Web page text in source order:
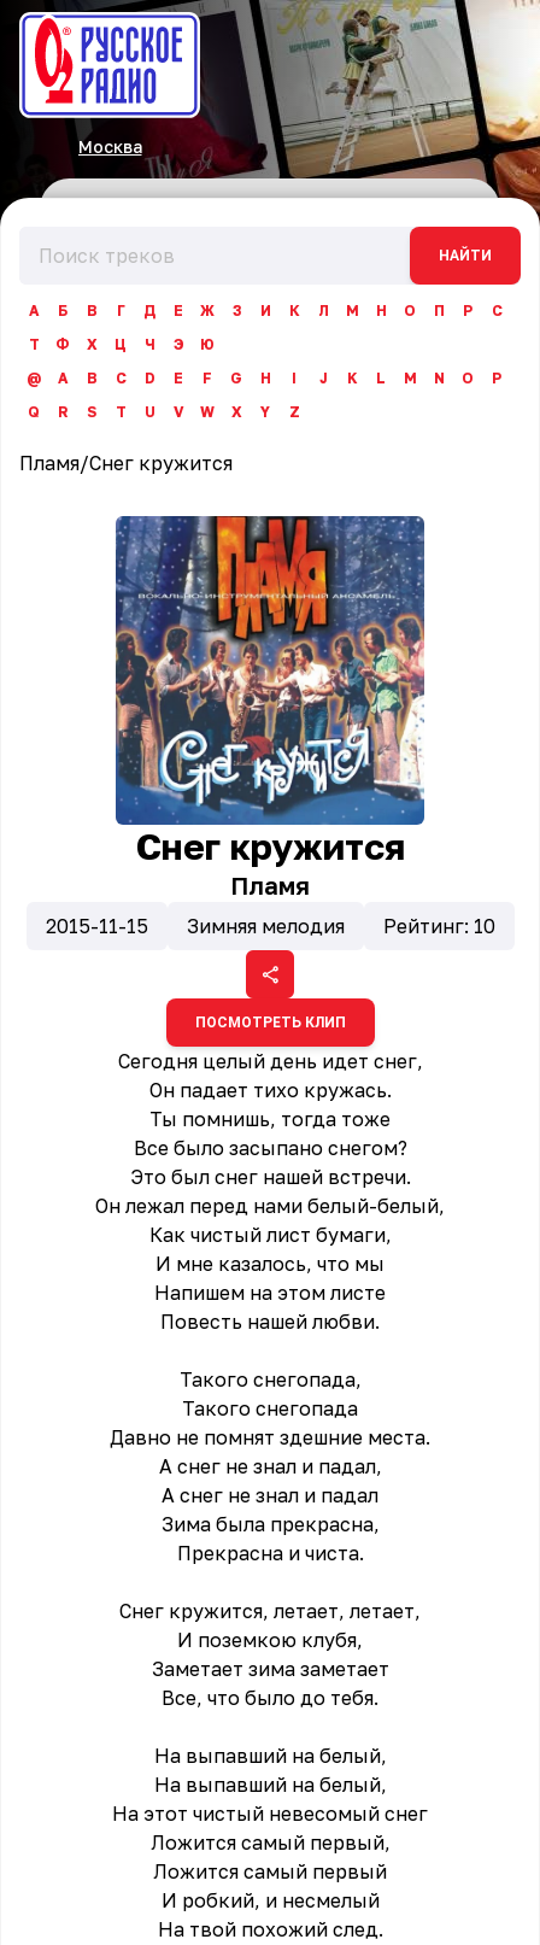
Москва
НАЙТИ
А Б В Г Д Е Ж З И К Л М Н О П Р
С
Т
Ф Х Ц Ч Э
Ю
@
A B C D E F G H I J K L M N O
P
Q
R S T U V W X Y Z
Пламя/Снег кружится
Снег кружится
Пламя
2015-11-15 Зимняя мелодия Рейтинг: 10
ПОСМОТРЕТЬ КЛИП
Сегодня целый день идeт снег,
Он падает тихо кружась.
Ты помнишь, тогда тоже
Всe было засыпано снегом?
Это был снег нашей встречи.
Он лежал перед нами белый-белый,
Как чистый лист бумаги,
И мне казалось, что мы
Напишем на этом листе
Повесть нашей любви.
Такого снегопада,
Такого снегопада
Давно не помнят здешние места.
А снег не знал и падал,
А снег не знал и падал
Зима была прекрасна,
Прекрасна и чиста.
Снег кружится, летает, летает,
И позeмкою клубя,
Заметает зима заметает
Всe, что было до тебя.
На выпавший на белый,
На выпавший на белый,
На этот чистый невесомый снег
Ложится самый первый,
Ложится самый первый
И робкий, и несмелый
На твой похожий след.